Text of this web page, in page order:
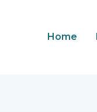
Home